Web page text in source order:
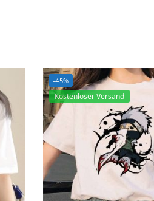
-45%
Kostenloser Versand